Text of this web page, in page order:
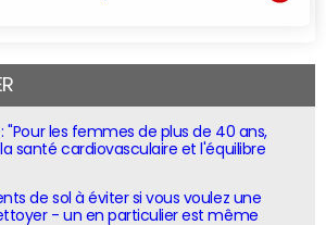
: "Pour les femmes de plus de 40 ans,
santé cardiovasculaire et l'équilibre
de sol à éviter si vous voulez une
- un en particulier est même